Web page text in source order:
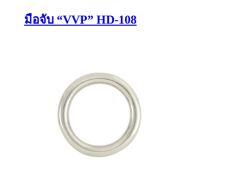
มือจับ “VVP” HD-108